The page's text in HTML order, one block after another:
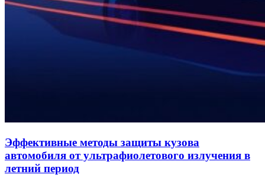
Эффективные методы защиты кузова
автомобиля от ультрафиолетового излучения в
летний период